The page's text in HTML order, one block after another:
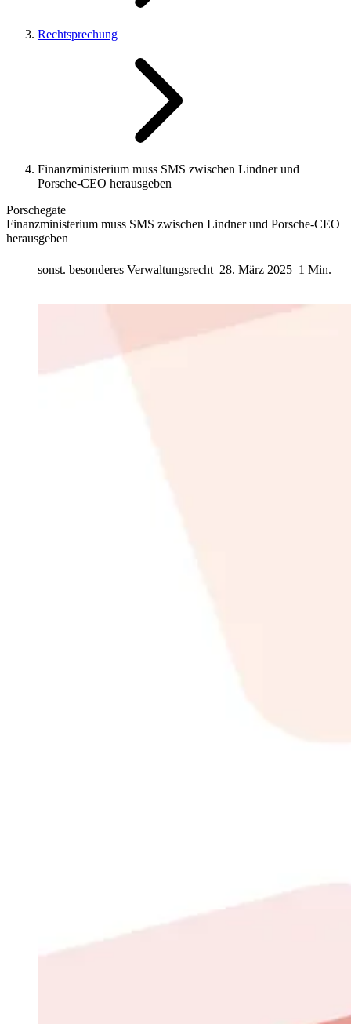
Rechtsprechung
Finanzministerium muss SMS zwischen Lindner und
Porsche-CEO herausgeben
Porschegate
Finanzministerium muss SMS zwischen Lindner und Porsche-CEO
herausgeben
sonst. besonderes Verwaltungsrecht 28. März 2025 1 Min.